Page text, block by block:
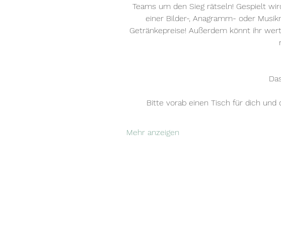
Teams um den Sieg rätseln! Gespielt
einer Bilder-, Anagramm- oder
Getränkepreise! Außerdem könnt ihr
Bitte vorab einen Tisch für dich
Mehr anzeigen